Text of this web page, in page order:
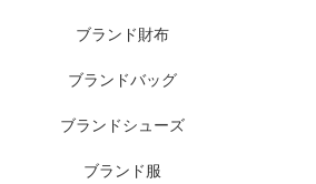
ブランド財布
ブランドバッグ
ブランドシューズ
ブランド服